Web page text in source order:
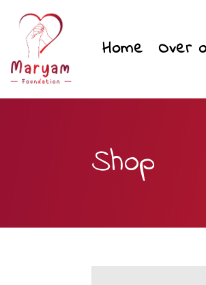
Home Over
Shop